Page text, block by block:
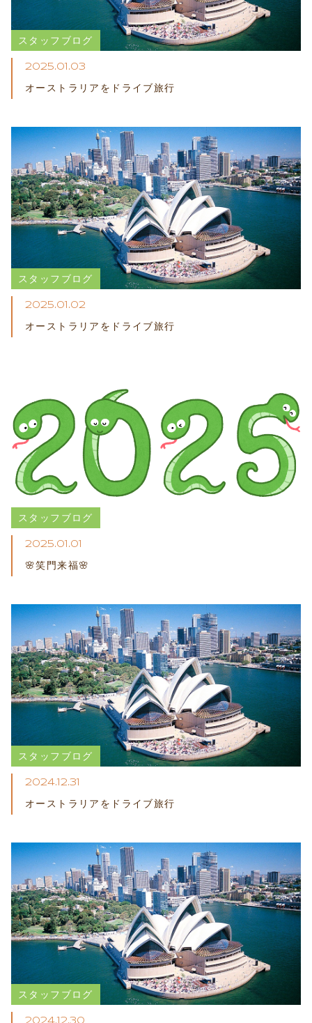
スタッフブログ
2025.01.03
オーストラリアをドライブ​旅行
スタッフブログ
2025.01.02
オーストラリアをドライブ​旅行
スタッフブログ
2025.01.01
🌸笑門来福🌸
スタッフブログ
2024.12.31
オーストラリアをドライブ​旅行
スタッフブログ
2024.12.30